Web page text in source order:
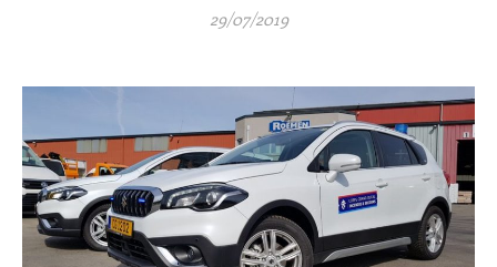
29/07/2019